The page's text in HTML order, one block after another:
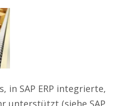
in SAP ERP integrierte,